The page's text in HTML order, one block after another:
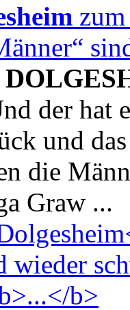
der hat
und
die
Graw ...